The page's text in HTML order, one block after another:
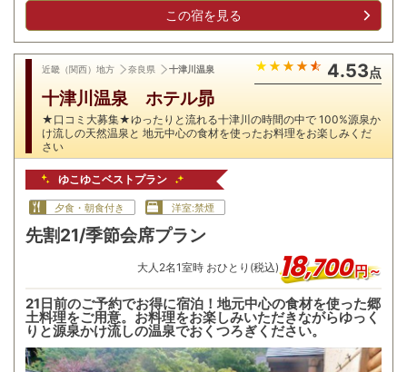
この宿を見る
近畿（関西）地方 奈良県 十津川温泉 4.53点
十津川温泉 ホテル昴
★口コミ大募集★ゆったりと流れる十津川の時間の中で 100%源泉か
け流しの天然温泉と 地元中心の食材を使ったお料理をお楽しみくだ
さい
ゆこゆこベストプラン
夕食・朝食付き 洋室:禁煙
先割21/季節会席プラン
大人 2名1室時 おひとり(税込)18,700円～
21日前のご予約でお得に宿泊！地元中心の食材を使った郷
土料理をご用意。お料理をお楽しみいただきながらゆっく
りと源泉かけ流しの温泉でおくつろぎください。